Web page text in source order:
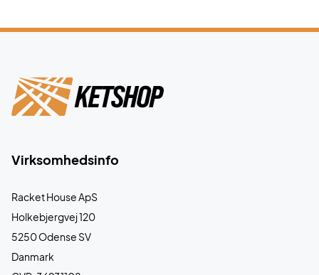
Virksomhedsinfo
Racket House ApS
Holkebjergvej 120
5250 Odense SV
Danmark